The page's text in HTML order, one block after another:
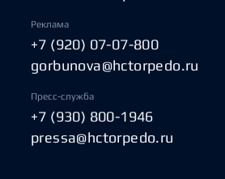
Реклама
+7 (920) 07-07-800
gorbunova@hctorpedo.ru
Пресс-служба
+7 (930) 800-1946
pressa@hctorpedo.ru